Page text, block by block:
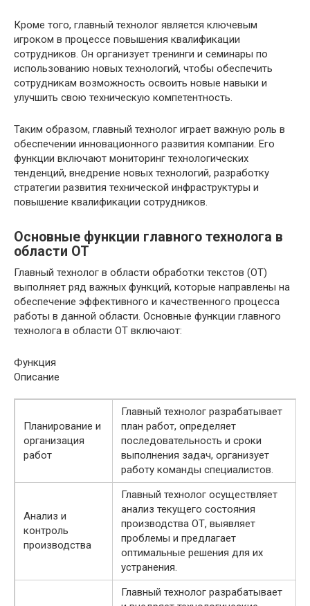
Кроме того, главный технолог является ключевым
игроком в процессе повышения квалификации
сотрудников. Он организует тренинги и семинары по
использованию новых технологий, чтобы обеспечить
сотрудникам возможность освоить новые навыки и
улучшить свою техническую компетентность.
Таким образом, главный технолог играет важную роль в
обеспечении инновационного развития компании. Его
функции включают мониторинг технологических
тенденций, внедрение новых технологий, разработку
стратегии развития технической инфраструктуры и
повышение квалификации сотрудников.
Основные функции главного технолога в
области ОТ
Главный технолог в области обработки текстов (ОТ)
выполняет ряд важных функций, которые направлены на
обеспечение эффективного и качественного процесса
работы в данной области. Основные функции главного
технолога в области ОТ включают:
Функция
Описание
Планирование и
организация
работ
Главный технолог разрабатывает
план работ, определяет
последовательность и сроки
выполнения задач, организует
работу команды специалистов.
Анализ и
контроль
производства
Главный технолог осуществляет
анализ текущего состояния
производства ОТ, выявляет
проблемы и предлагает
оптимальные решения для их
устранения.
Главный технолог разрабатывает